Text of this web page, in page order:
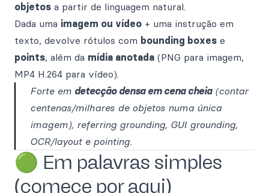
objetos a partir de linguagem natural.
Dada uma imagem ou vídeo + uma instrução em
texto, devolve rótulos com bounding boxes e
points, além da mídia anotada (PNG para imagem,
MP4 H.264 para vídeo).
Forte em detecção densa em cena cheia(contar
centenas/milhares de objetos numa única
imagem), referring grounding, GUI grounding,
OCR/layout e pointing.
🟢 Em palavras simples
(comece por aqui)